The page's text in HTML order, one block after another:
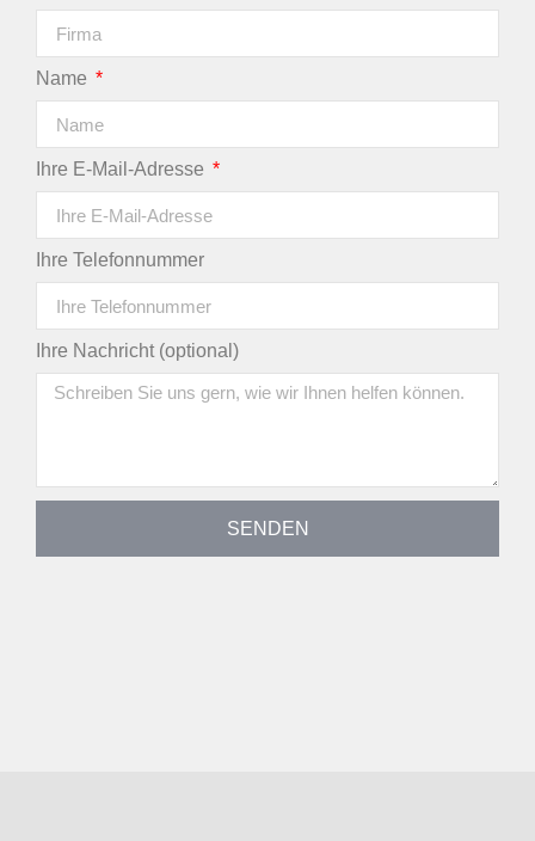
Name
Ihre E-Mail-Adresse
Ihre Telefonnummer
Ihre Nachricht (optional)
SENDEN